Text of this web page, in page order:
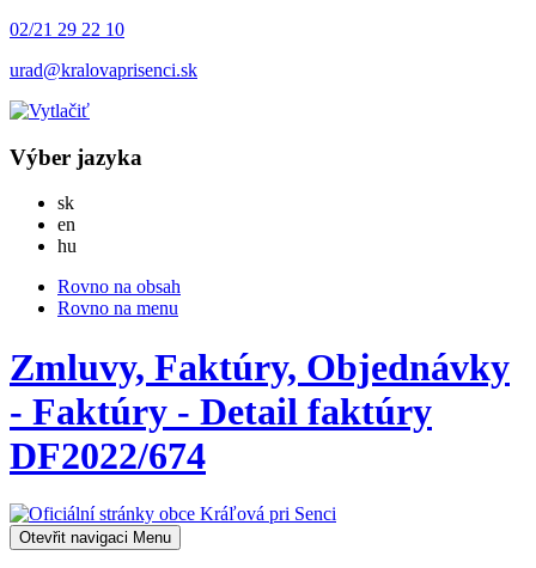
02/21 29 22 10
urad@kralovaprisenci.sk
Výber jazyka
skSlovensky
en
hu
Rovno na obsah
Rovno na menu
Zmluvy, Faktúry, Objednávky
- Faktúry - Detail faktúry
DF2022/674
Otevřit navigaci Menu